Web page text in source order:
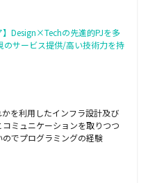
】Design×Techの先進的PJを多
サービス提供/高い技術力を持
を利用したインフラ設計及び
ミュニケーションを取りつつ
でプログラミングの経験